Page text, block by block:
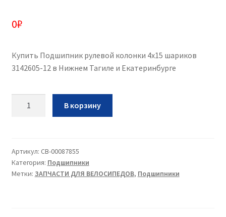
0₽
Купить Подшипник рулевой колонки 4х15 шариков
3142605-12 в Нижнем Тагиле и Екатеринбурге
4х15
шариков
3142605-
В корзину
Артикул: CB-00087855
Категория: Подшипники
Метки: ЗАПЧАСТИ ДЛЯ ВЕЛОСИПЕДОВ, Подшипники